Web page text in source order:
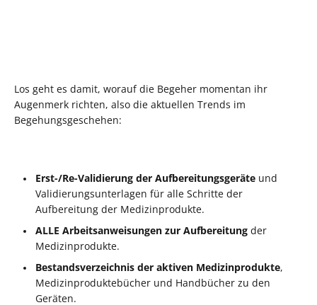
Los geht es damit, worauf die Begeher momentan ihr
Augenmerk richten, also die aktuellen Trends im
Begehungsgeschehen:
Erst-/Re-Validierung der Aufbereitungsgeräte und
Validierungsunterlagen für alle Schritte der
Aufbereitung der Medizinprodukte.
ALLE Arbeitsanweisungen zur Aufbereitung der
Medizinprodukte.
Bestandsverzeichnis der aktiven Medizinprodukte,
Medizinproduktebücher und Handbücher zu den
Geräten.